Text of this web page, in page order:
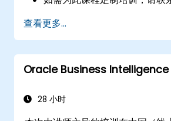
查看更多...
Oracle Business Intelligence
28 小时